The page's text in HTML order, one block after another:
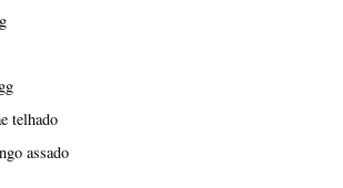
telhado
assado